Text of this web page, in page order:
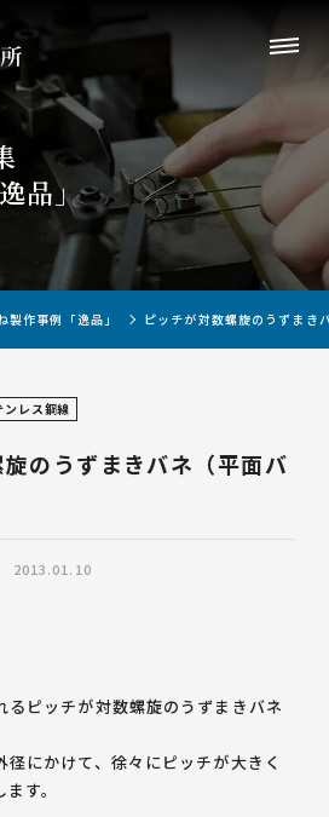
品」
製作事例「逸品」 ピッチが対数螺旋のうずまき
ンレス鋼線
のうずまきバネ（平面バ
2013.01.10
る ピッチが対数螺旋のうずまきバネ
にかけて、徐々にピッチが大きく
す。